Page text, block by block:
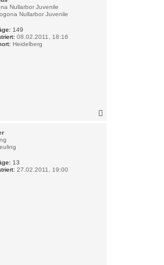
Nullarbor Juvenile
149
08.02.2011, 18:16
Heidelberg
13
27.02.2011, 19:00